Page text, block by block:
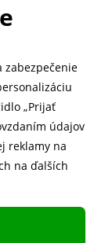
zabezpečenie
„Prijať
údajov
reklamy na
na ďalších